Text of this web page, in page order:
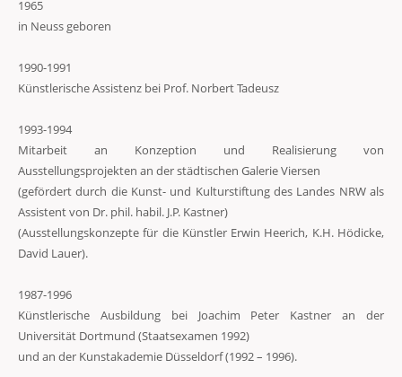
1965
in Neuss geboren
1990-1991
Künstlerische Assistenz bei Prof. Norbert Tadeusz
1993-1994
Mitarbeit an Konzeption und Realisierung von
Ausstellungsprojekten an der städtischen Galerie Viersen
(gefördert durch die Kunst- und Kulturstiftung des Landes NRW als
Assistent von Dr. phil. habil. J.P. Kastner)
(Ausstellungskonzepte für die Künstler Erwin Heerich, K.H. Hödicke,
David Lauer).
1987-1996
Künstlerische Ausbildung bei Joachim Peter Kastner an der
Universität Dortmund (Staatsexamen 1992)
und an der Kunstakademie Düsseldorf (1992 – 1996).